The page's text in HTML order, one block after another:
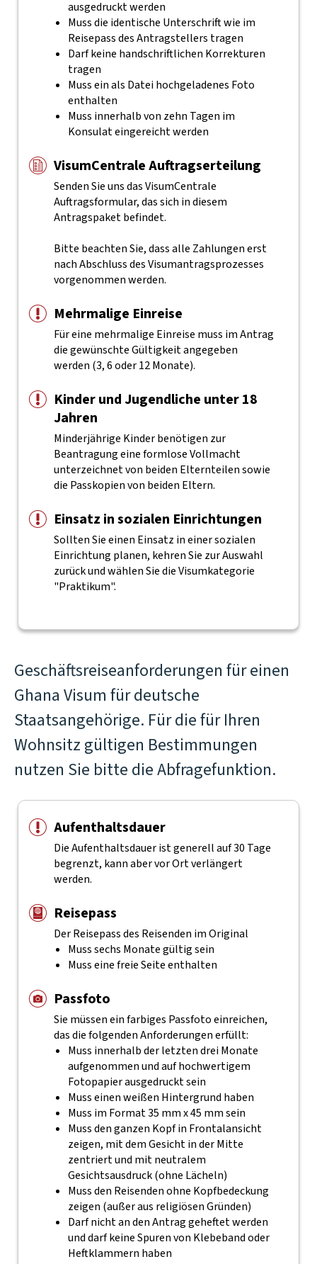
ausgedruckt werden
Muss die identische Unterschrift wie im
Reisepass des Antragstellers tragen
Darf keine handschriftlichen Korrekturen
tragen
Muss ein als Datei hochgeladenes Foto
enthalten
Muss innerhalb von zehn Tagen im
Konsulat eingereicht werden
VisumCentrale Auftragserteilung
Senden Sie uns das VisumCentrale
Auftragsformular, das sich in diesem
Antragspaket befindet.
Bitte beachten Sie, dass alle Zahlungen erst
nach Abschluss des Visumantragsprozesses
vorgenommen werden.
Mehrmalige Einreise
Für eine mehrmalige Einreise muss im Antrag
die gewünschte Gültigkeit angegeben
werden (3, 6 oder 12 Monate).
Kinder und Jugendliche unter 18
Jahren
Minderjährige Kinder benötigen zur
Beantragung eine formlose Vollmacht
unterzeichnet von beiden Elternteilen sowie
die Passkopien von beiden Eltern.
Einsatz in sozialen Einrichtungen
Sollten Sie einen Einsatz in einer sozialen
Einrichtung planen, kehren Sie zur Auswahl
zurück und wählen Sie die Visumkategorie
"Praktikum".
Geschäftsreiseanforderungen für einen
Ghana Visum für deutsche
Staatsangehörige. Für die für Ihren
Wohnsitz gültigen Bestimmungen
nutzen Sie bitte die Abfragefunktion.
Aufenthaltsdauer
Die Aufenthaltsdauer ist generell auf 30 Tage
begrenzt, kann aber vor Ort verlängert
werden.
Reisepass
Der Reisepass des Reisenden im Original
Muss sechs Monate gültig sein
Muss eine freie Seite enthalten
Passfoto
Sie müssen ein farbiges Passfoto einreichen,
das die folgenden Anforderungen erfüllt:
Muss innerhalb der letzten drei Monate
aufgenommen und auf hochwertigem
Fotopapier ausgedruckt sein
Muss einen weißen Hintergrund haben
Muss im Format 35 mm x 45 mm sein
Muss den ganzen Kopf in Frontalansicht
zeigen, mit dem Gesicht in der Mitte
zentriert und mit neutralem
Gesichtsausdruck (ohne Lächeln)
Muss den Reisenden ohne Kopfbedeckung
zeigen (außer aus religiösen Gründen)
Darf nicht an den Antrag geheftet werden
und darf keine Spuren von Klebeband oder
Heftklammern haben